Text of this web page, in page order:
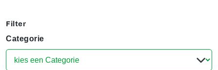
Filter
Categorie